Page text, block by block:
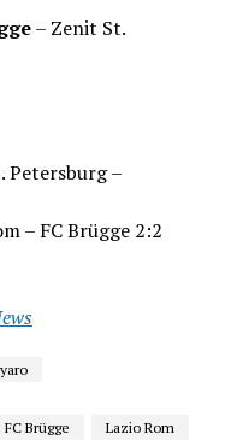
– Zenit St.
Petersburg –
– FC Brügge 2:2
FC Brügge
Lazio Rom